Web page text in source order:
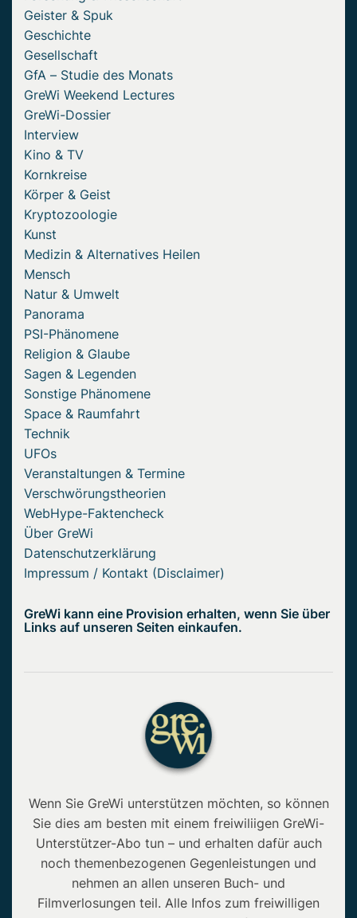
Geister & Spuk
Geschichte
Gesellschaft
GfA – Studie des Monats
GreWi Weekend Lectures
GreWi-Dossier
Interview
Kino & TV
Kornkreise
Körper & Geist
Kryptozoologie
Kunst
Medizin & Alternatives Heilen
Mensch
Natur & Umwelt
Panorama
PSI-Phänomene
Religion & Glaube
Sagen & Legenden
Sonstige Phänomene
Space & Raumfahrt
Technik
UFOs
Veranstaltungen & Termine
Verschwörungstheorien
WebHype-Faktencheck
Über GreWi
Datenschutzerklärung
Impressum / Kontakt (Disclaimer)
GreWi kann eine Provision erhalten, wenn Sie über
Links auf unseren Seiten einkaufen.
Wenn Sie GreWi unterstützen möchten, so können
Sie dies am besten mit einem freiwiliigen GreWi-
Unterstützer-Abo tun – und erhalten dafür auch
noch themenbezogenen Gegenleistungen und
nehmen an allen unseren Buch- und
Filmverlosungen teil. Alle Infos zum freiwilligen